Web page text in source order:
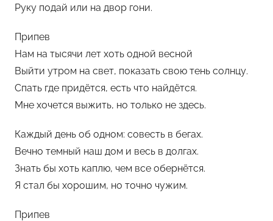
о
а
н
н
и
Руку подай или на двор гони.
Припев
Нам на тысячи лет хоть одной весной
Выйти утром на свет, показать свою тень солнцу.
Спать где придётся, есть что найдётся.
Мне хочется выжить, но только не здесь.
Каждый день об одном: совесть в бегах.
Вечно темный наш дом и весь в долгах.
Знать бы хоть каплю, чем все обернётся.
Я стал бы хорошим, но точно чужим.
Припев